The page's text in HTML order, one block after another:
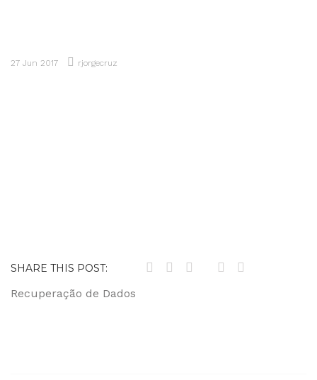
27 Jun 2017 rjorgecruz
SHARE THIS POST:
Navegação
Recuperação de Dados